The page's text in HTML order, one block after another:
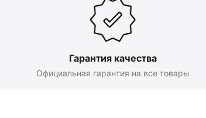
Гарантия качества
Официальная гарантия на все товары